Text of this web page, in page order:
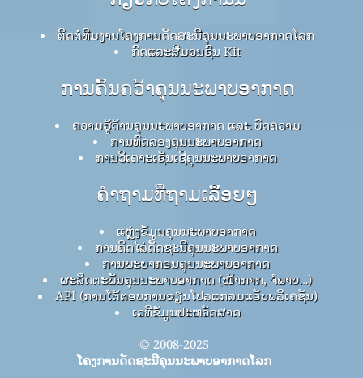
ຕິດຕໍ່ທີມງານໂຄງການດັດສະນີຄຸນນະພາບອາກາດໂລກ
ກົດ​ແລະ​ສື່​ມວນ​ຊົນ Kit
ການຄົ້ນຄວ້າຄຸນນະພາບອາກາດ
ຄວາມຮູ້ດ້ານຄຸນນະພາບອາກາດ ແລະ ບົດຄວາມ
ການທົດລອງຄຸນນະພາບອາກາດ
ການວິເຄາະເຊັນເຊີຄຸນນະພາບອາກາດ
ຄໍາຖາມທີ່ຖາມເລື້ອຍໆ
ແຫຼ່ງຂໍ້ມູນຄຸນນະພາບອາກາດ
ການຄິດໄລ່ດັດຊະນີຄຸນນະພາບອາກາດ
ການພະຍາກອນຄຸນນະພາບອາກາດ
ຜະລິດຕະພັນຄຸນນະພາບອາກາດ (ໜ້າກາກ, ຈໍພາບ…)
API (ການໂຕ້ຕອບການຂຽນໂປລແກລມແອັບພລິເຄຊັນ)
ເວທີຂໍ້ມູນປະຫວັດສາດ
© 2008-2025
ໂຄງການດັດຊະນີຄຸນນະພາບອາກາດໂລກ